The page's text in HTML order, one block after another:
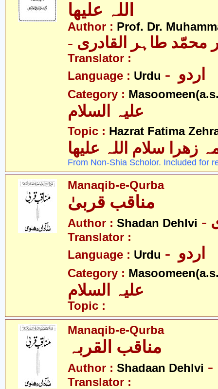
اللہ علیھا
Author : Prof. Dr.
محمّد طاہر القادری
Translator :
Language : Urdu
Category :
Topic : Hazrat Fatima
زھرا سلام اللہ علیھا
From Non-Shia Scholor. Included for
Manaqib-e-Qurba
Author : Shadan Dehlvi
Translator :
Language : Urdu
Category :
Topic :
Manaqib-e-Qurba
Author : Shadaan Dehlvi
Translator :